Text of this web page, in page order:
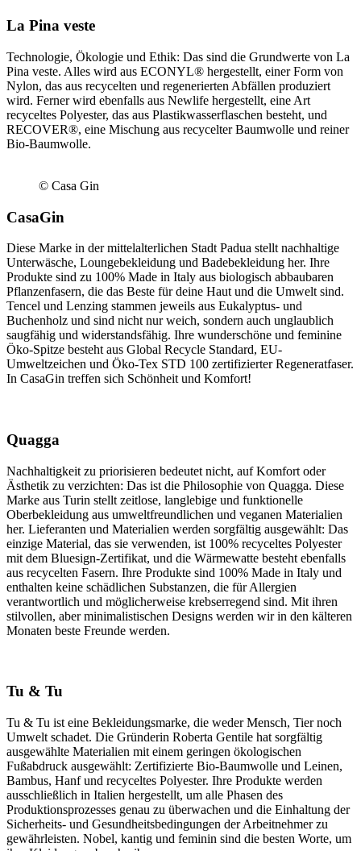
La Pina veste
Technologie, Ökologie und Ethik: Das sind die Grundwerte von La
Pina veste. Alles wird aus ECONYL® hergestellt, einer Form von
Nylon, das aus recycelten und regenerierten Abfällen produziert
wird. Ferner wird ebenfalls aus Newlife hergestellt, eine Art
recyceltes Polyester, das aus Plastikwasserflaschen besteht, und
RECOVER®, eine Mischung aus recycelter Baumwolle und reiner
Bio-Baumwolle.
© Casa Gin
CasaGin
Diese Marke in der mittelalterlichen Stadt Padua stellt nachhaltige
Unterwäsche, Loungebekleidung und Badebekleidung her. Ihre
Produkte sind zu 100% Made in Italy aus biologisch abbaubaren
Pflanzenfasern, die das Beste für deine Haut und die Umwelt sind.
Tencel und Lenzing stammen jeweils aus Eukalyptus- und
Buchenholz und sind nicht nur weich, sondern auch unglaublich
saugfähig und widerstandsfähig. Ihre wunderschöne und feminine
Öko-Spitze besteht aus Global Recycle Standard, EU-
Umweltzeichen und Öko-Tex STD 100 zertifizierter Regeneratfaser.
In CasaGin treffen sich Schönheit und Komfort!
Quagga
Nachhaltigkeit zu priorisieren bedeutet nicht, auf Komfort oder
Ästhetik zu verzichten: Das ist die Philosophie von Quagga. Diese
Marke aus Turin stellt zeitlose, langlebige und funktionelle
Oberbekleidung aus umweltfreundlichen und veganen Materialien
her. Lieferanten und Materialien werden sorgfältig ausgewählt: Das
einzige Material, das sie verwenden, ist 100% recyceltes Polyester
mit dem Bluesign-Zertifikat, und die Wärmewatte besteht ebenfalls
aus recycelten Fasern. Ihre Produkte sind 100% Made in Italy und
enthalten keine schädlichen Substanzen, die für Allergien
verantwortlich und möglicherweise krebserregend sind. Mit ihren
stilvollen, aber minimalistischen Designs werden wir in den kälteren
Monaten beste Freunde werden.
Tu & Tu
Tu & Tu ist eine Bekleidungsmarke, die weder Mensch, Tier noch
Umwelt schadet. Die Gründerin Roberta Gentile hat sorgfältig
ausgewählte Materialien mit einem geringen ökologischen
Fußabdruck ausgewählt: Zertifizierte Bio-Baumwolle und Leinen,
Bambus, Hanf und recyceltes Polyester. Ihre Produkte werden
ausschließlich in Italien hergestellt, um alle Phasen des
Produktionsprozesses genau zu überwachen und die Einhaltung der
Sicherheits- und Gesundheitsbedingungen der Arbeitnehmer zu
gewährleisten. Nobel, kantig und feminin sind die besten Worte, um